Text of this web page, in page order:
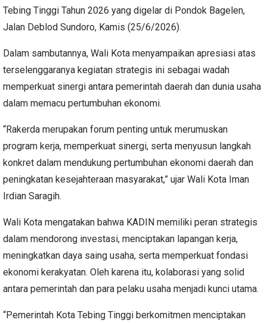
Tebing Tinggi Tahun 2026 yang digelar di Pondok Bagelen,
Jalan Deblod Sundoro, Kamis (25/6/2026).
Dalam sambutannya, Wali Kota menyampaikan apresiasi atas
terselenggaranya kegiatan strategis ini sebagai wadah
memperkuat sinergi antara pemerintah daerah dan dunia usaha
dalam memacu pertumbuhan ekonomi.
“Rakerda merupakan forum penting untuk merumuskan
program kerja, memperkuat sinergi, serta menyusun langkah
konkret dalam mendukung pertumbuhan ekonomi daerah dan
peningkatan kesejahteraan masyarakat,” ujar Wali Kota Iman
Irdian Saragih.
Wali Kota mengatakan bahwa KADIN memiliki peran strategis
dalam mendorong investasi, menciptakan lapangan kerja,
meningkatkan daya saing usaha, serta memperkuat fondasi
ekonomi kerakyatan. Oleh karena itu, kolaborasi yang solid
antara pemerintah dan para pelaku usaha menjadi kunci utama.
“Pemerintah Kota Tebing Tinggi berkomitmen menciptakan